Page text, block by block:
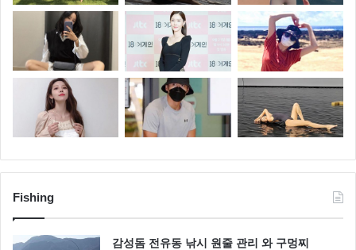
Fishing
감성돔 전유동 낚시 원줄 관리 와 구멍찌